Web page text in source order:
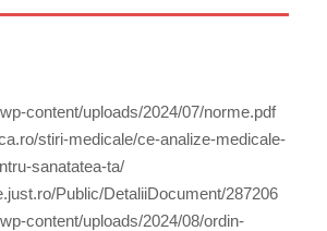
content/uploads/2024/07/norme.pdf
stiri-medicale/ce-analize-medicale-
sanatatea-ta/
Public/DetaliiDocument/287206
content/uploads/2024/08/ordin-